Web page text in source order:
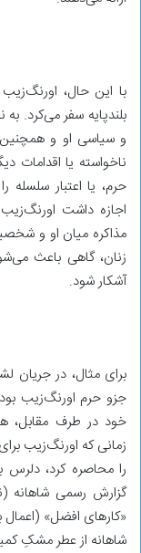
با این حال،
بلندپایه سفر می‌کرد.
و سیاسی او و همچنین
ناخواسته یا اقدامات
حرم، یا اعتبار سلسله
اجازه داشت
مذاکره میان او و
زنان، گاهی باعث
آشکار شود.
جزو حرم اورنگ‌زیب
زمانی که اورنگ‌زیب
را محاصره کرد،
گزارش رسمی شاهانه
«کارهای افضل» (اعمال
شاهانه از عطر مشکِ